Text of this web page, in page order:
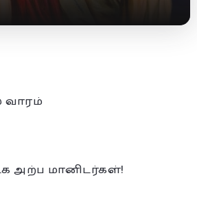
வாரம்
அற்ப மானிடர்கள்!